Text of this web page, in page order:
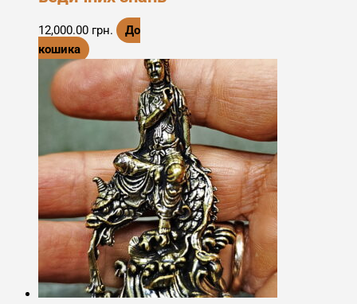
12,000.00 грн.
До
кошика